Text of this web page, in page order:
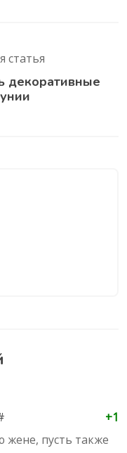
декоративные
+1
жене, пусть также